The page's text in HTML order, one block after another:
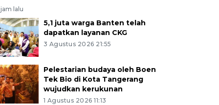
lalu
5,1 juta warga Banten telah
dapatkan layanan CKG
3 Agustus 2026 21:55
Pelestarian budaya oleh Boen
Tek Bio di Kota Tangerang
wujudkan kerukunan
1 Agustus 2026 11:13